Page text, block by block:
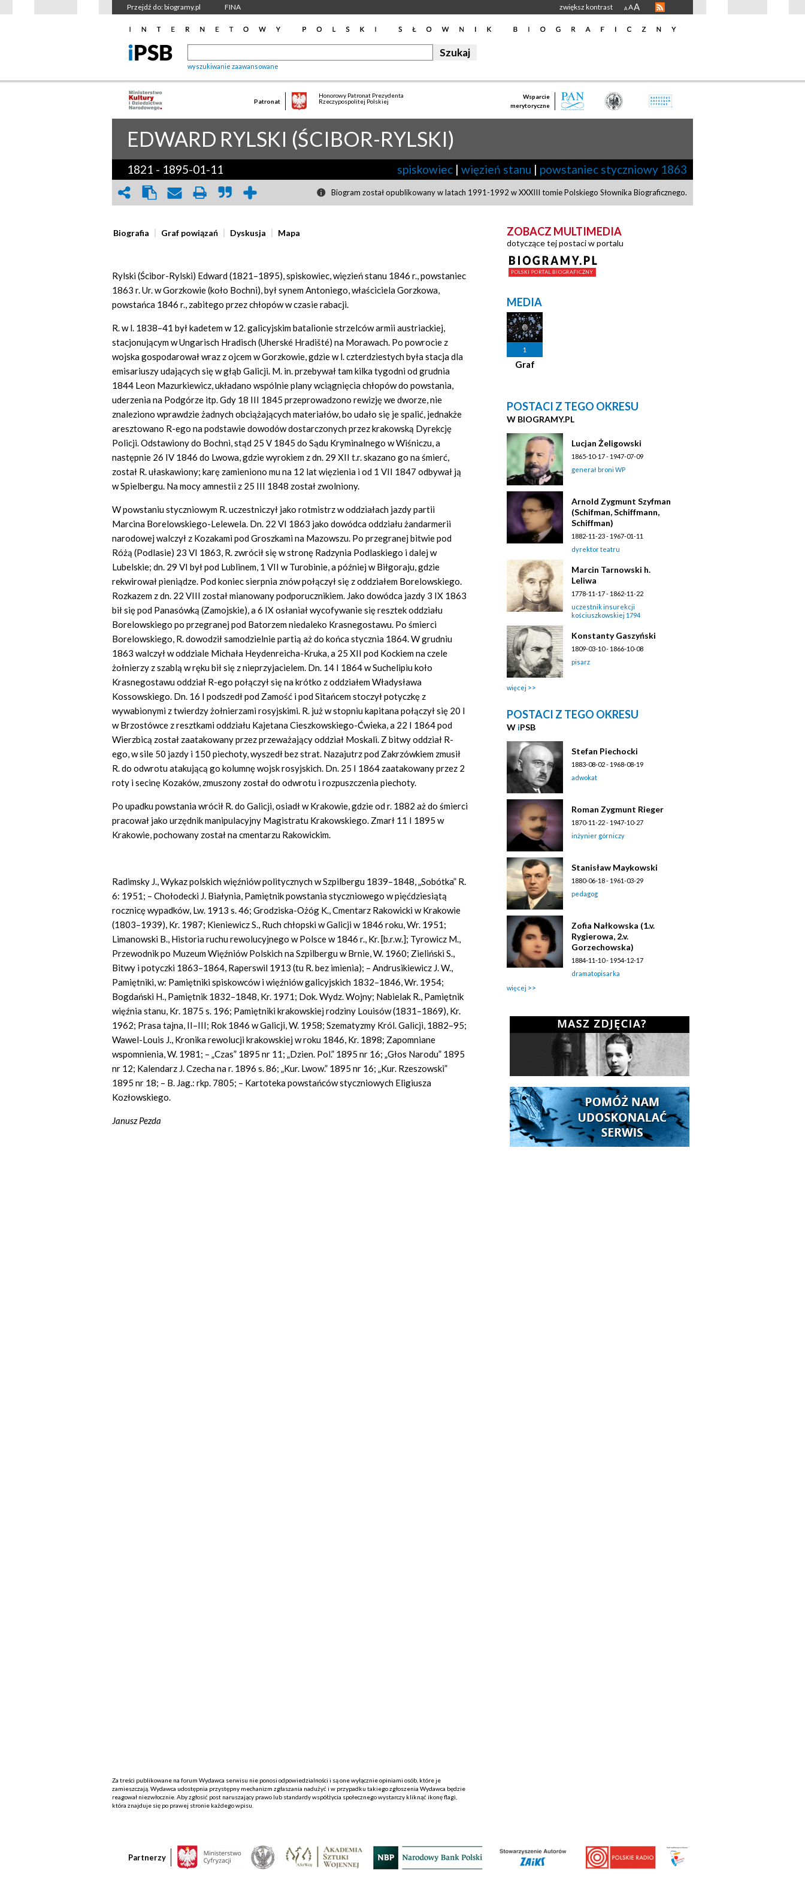
Przejdź do: biogramy.pl FINA zwiększ kontrast A AA
wyszukiwanie zaawansowane
Patronat
Honorowy Patronat Prezydenta
Rzeczypospolitej Polskiej
Wsparcie
merytoryczne
EDWARD RYLSKI (ŚCIBOR-RYLSKI)
1821 - 1895-01-11 spiskowiec | więzień stanu | powstaniec styczniowy 1863
Biogram został opublikowany w latach 1991-1992 w XXXIII tomie Polskiego Słownika Biograficznego.
Biografia Graf powiązań Dyskusja Mapa
Rylski (Ścibor-Rylski) Edward (1821–1895), spiskowiec, więzień stanu 1846 r., powstaniec
1863 r. Ur. w Gorzkowie (koło Bochni), był synem Antoniego, właściciela Gorzkowa,
powstańca 1846 r., zabitego przez chłopów w czasie rabacji.
R. w l. 1838–41 był kadetem w 12. galicyjskim batalionie strzelców armii austriackiej,
stacjonującym w Ungarisch Hradisch (Uherské Hradišté) na Morawach. Po powrocie z
wojska gospodarował wraz z ojcem w Gorzkowie, gdzie w l. czterdziestych była stacja dla
emisariuszy udających się w głąb Galicji. M. in.przebywał tam kilka tygodni od grudnia
1844 Leon Mazurkiewicz, układano wspólnie plany wciągnięcia chłopów do powstania,
uderzenia na Podgórze itp. Gdy 18 III 1845 przeprowadzono rewizję we dworze, nie
znaleziono wprawdzie żadnych obciążających materiałów, bo udało się je spalić, jednakże
aresztowano R-ego na podstawie dowodów dostarczonych przez krakowską Dyrekcję
Policji. Odstawiony do Bochni, stąd 25 V 1845 do Sądu Kryminalnego w Wiśniczu, a
następnie 26 IV 1846 do Lwowa, gdzie wyrokiem z dn. 29 XII t.r. skazano go na śmierć,
został R. ułaskawiony; karę zamieniono mu na 12 lat więzienia i od 1 VII 1847 odbywał ją
w Spielbergu. Na mocy amnestii z 25 III 1848 został zwolniony.
W powstaniu styczniowym R. uczestniczył jako rotmistrz w oddziałach jazdy partii
Marcina Borelowskiego-Lelewela. Dn. 22 VI 1863 jako dowódca oddziału żandarmerii
narodowej walczył z Kozakami pod Groszkami na Mazowszu. Po przegranej bitwie pod
Różą (Podlasie) 23 VI 1863, R. zwrócił się w stronę Radzynia Podlaskiego i dalej w
Lubelskie; dn. 29 VI był pod Lublinem, 1 VII w Turobinie, a później w Biłgoraju, gdzie
rekwirował pieniądze. Pod koniec sierpnia znów połączył się z oddziałem Borelowskiego.
Rozkazem z dn. 22 VIII został mianowany podporucznikiem. Jako dowódca jazdy 3 IX 1863
bił się pod Panasówką (Zamojskie), a 6 IX osłaniał wycofywanie się resztek oddziału
Borelowskiego po przegranej pod Batorzem niedaleko Krasnegostawu. Po śmierci
Borelowskiego, R. dowodził samodzielnie partią aż do końca stycznia 1864. W grudniu
1863 walczył w oddziale Michała Heydenreicha-Kruka, a 25 XII pod Kockiem na czele
żołnierzy z szablą w ręku bił się z nieprzyjacielem. Dn. 14 I 1864 w Suchelipiu koło
Krasnegostawu oddział R-ego połączył się na krótko z oddziałem Władysława
Kossowskiego. Dn. 16 I podszedł pod Zamość i pod Sitańcem stoczył potyczkę z
wywabionymi z twierdzy żołnierzami rosyjskimi. R. już w stopniu kapitana połączył się 20 I
w Brzostówce z resztkami oddziału Kajetana Cieszkowskiego-Ćwieka, a 22 I 1864 pod
Wierzbicą został zaatakowany przez przeważający oddział Moskali. Z bitwy oddział R-
ego, w sile 50 jazdy i 150 piechoty, wyszedł bez strat. Nazajutrz pod Zakrzówkiem zmusił
R. do odwrotu atakującą go kolumnę wojsk rosyjskich. Dn. 25 I 1864 zaatakowany przez 2
roty i secinę Kozaków, zmuszony został do odwrotu i rozpuszczenia piechoty.
Po upadku powstania wrócił R. do Galicji, osiadł w Krakowie, gdzie od r. 1882 aż do śmierci
pracował jako urzędnik manipulacyjny Magistratu Krakowskiego. Zmarł 11 I 1895 w
Krakowie, pochowany został na cmentarzu Rakowickim.
Radimsky J., Wykaz polskich więźniów politycznych w Szpilbergu 1839–1848, „Sobótka” R.
6: 1951; – Chołodecki J. Białynia, Pamiętnik powstania styczniowego w pięćdziesiątą
rocznicę wypadków, Lw. 1913 s. 46; Grodziska-Ożóg K., Cmentarz Rakowicki w Krakowie
(1803–1939), Kr. 1987; Kieniewicz S., Ruch chłopski w Galicji w 1846 roku, Wr. 1951;
Limanowski B., Historia ruchu rewolucyjnego w Polsce w 1846 r., Kr. [b.r.w.]; Tyrowicz M.,
Przewodnik po Muzeum Więźniów Polskich na Szpilbergu w Brnie, W. 1960; Zieliński S.,
Bitwy i potyczki 1863–1864, Raperswil 1913 (tu R. bez imienia); – Andrusikiewicz J. W.,
Pamiętniki, w: Pamiętniki spiskowców i więźniów galicyjskich 1832–1846, Wr. 1954;
Bogdański H., Pamiętnik 1832–1848, Kr. 1971; Dok. Wydz. Wojny; Nabielak R., Pamiętnik
więźnia stanu, Kr. 1875 s. 196; Pamiętniki krakowskiej rodziny Louisów (1831–1869), Kr.
1962; Prasa tajna, II–III; Rok 1846 w Galicji, W. 1958; Szematyzmy Król. Galicji, 1882–95;
Wawel-Louis J., Kronika rewolucji krakowskiej w roku 1846, Kr. 1898; Zapomniane
wspomnienia, W. 1981; – „Czas” 1895 nr 11; „Dzien. Pol.” 1895 nr 16; „Głos Narodu” 1895
nr 12; Kalendarz J. Czecha na r. 1896 s. 86; „Kur. Lwow.” 1895 nr 16; „Kur. Rzeszowski”
1895 nr 18; – B. Jag.: rkp. 7805; – Kartoteka powstańców styczniowych Eligiusza
Kozłowskiego.
Janusz Pezda
Za treści publikowane na forum Wydawca serwisu nie ponosi odpowiedzialności i są one wyłącznie opiniami osób, które je
zamieszczają. Wydawca udostępnia przystępny mechanizm zgłaszania nadużyć i w przypadku takiego zgłoszenia Wydawca będzie
reagował niezwłocznie. Aby zgłosić post naruszający prawo lub standardy współżycia społecznego wystarczy kliknąć ikonę flagi,
która znajduje się po prawej stronie każdego wpisu.
ZOBACZ MULTIMEDIA
dotyczące tej postaci w portalu
MEDIA
1
Graf
POSTACI Z TEGO OKRESU
W BIOGRAMY.PL
Lucjan Żeligowski
1865-10-17 - 1947-07-09
generał broni WP
Arnold Zygmunt Szyfman
(Schifman, Schiffmann,
Schiffman)
1882-11-23 - 1967-01-11
dyrektor teatru
Marcin Tarnowski h.
Leliwa
1778-11-17 - 1862-11-22
uczestnik insurekcji
kościuszkowskiej 1794
Konstanty Gaszyński
1809-03-10 - 1866-10-08
pisarz
więcej
POSTACI Z TEGO OKRESU
W iPSB
Stefan Piechocki
1883-08-02 - 1968-08-19
adwokat
Roman Zygmunt Rieger
1870-11-22 - 1947-10-27
inżynier górniczy
Stanisław Maykowski
1880-06-18 - 1961-03-29
pedagog
Zofia Nałkowska (1.v.
Rygierowa, 2.v.
Gorzechowska)
1884-11-10 - 1954-12-17
dramatopisarka
więcej
Partnerzy